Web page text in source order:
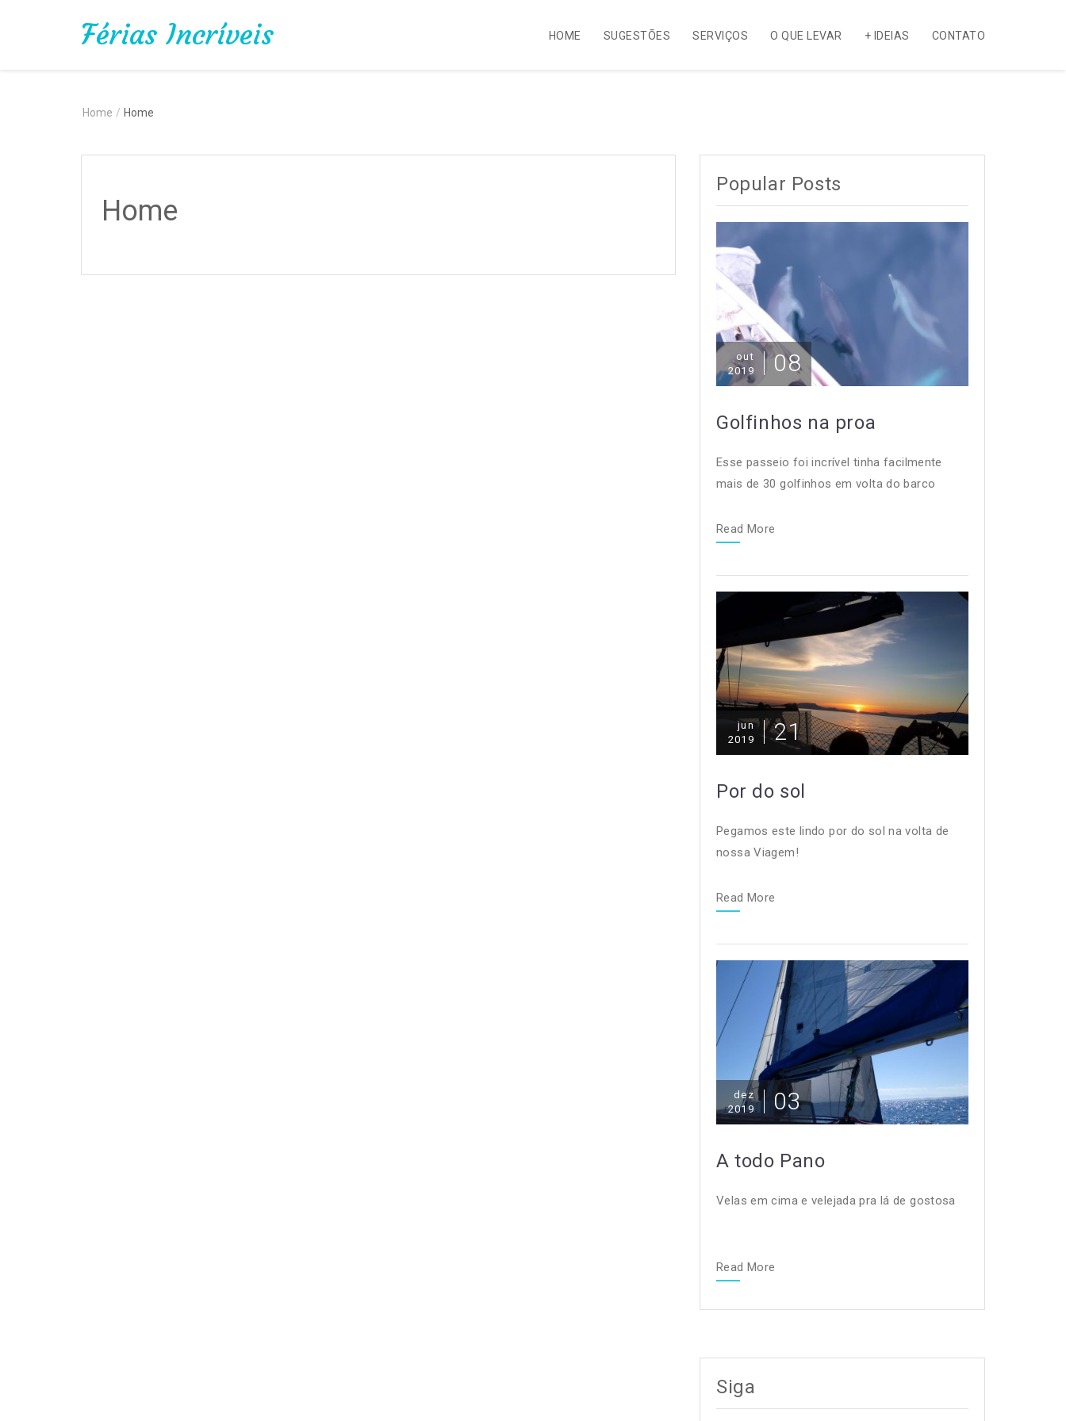
Férias Incríveis HOME SUGESTÕES SERVIÇOS O QUE LEVAR + IDEIAS CONTATO
Home / Home
Home
Popular Posts
out
2019
08
Golfinhos na proa
Esse passeio foi incrível tinha facilmente
mais de 30 golfinhos em volta do barco
Read More
jun
2019
21
Por do sol
Pegamos este lindo por do sol na volta de
nossa Viagem!
Read More
dez
2019
03
A todo Pano
Velas em cima e velejada pra lá de gostosa
Read More
Siga